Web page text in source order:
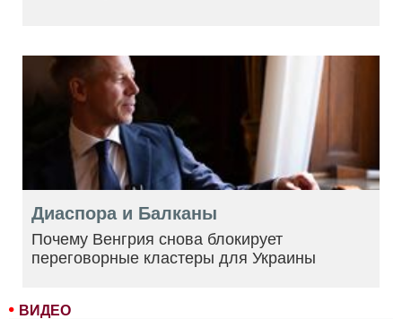
ВИДЕО
Диаспора и Балканы
Почему Венгрия снова блокирует
переговорные кластеры для Украины